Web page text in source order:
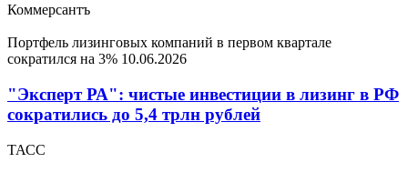
Коммерсантъ
Портфель лизинговых компаний в первом квартале
сократился на 3% 10.06.2026
"Эксперт РА": чистые инвестиции в лизинг в РФ
сократились до 5,4 трлн рублей
ТАСС